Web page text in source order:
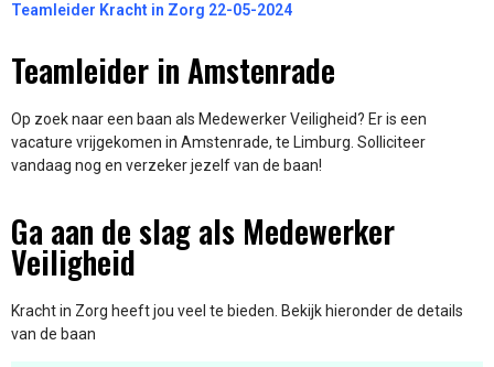
Teamleider Kracht in Zorg 22-05-2024
Teamleider in Amstenrade
Op zoek naar een baan als Medewerker Veiligheid? Er is een
vacature vrijgekomen in Amstenrade, te Limburg. Solliciteer
vandaag nog en verzeker jezelf van de baan!
Ga aan de slag als Medewerker
Veiligheid
Kracht in Zorg heeft jou veel te bieden. Bekijk hieronder de details
van de baan